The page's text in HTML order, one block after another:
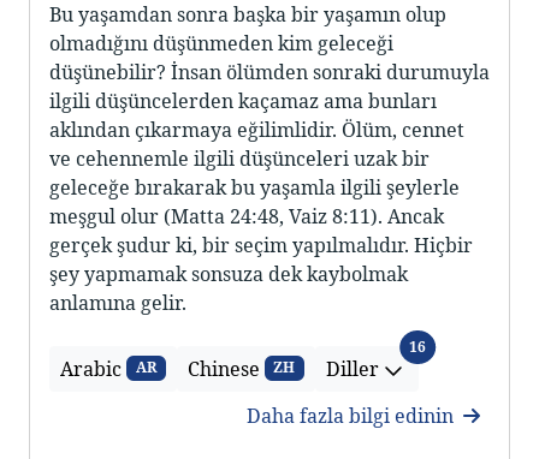
Bu yaşamdan sonra başka bir yaşamın olup
olmadığını düşünmeden kim geleceği
düşünebilir? İnsan ölümden sonraki durumuyla
ilgili düşüncelerden kaçamaz ama bunları
aklından çıkarmaya eğilimlidir. Ölüm, cennet
ve cehennemle ilgili düşünceleri uzak bir
geleceğe bırakarak bu yaşamla ilgili şeylerle
meşgul olur (Matta 24:48, Vaiz 8:11). Ancak
gerçek şudur ki, bir seçim yapılmalıdır. Hiçbir
şey yapmamak sonsuza dek kaybolmak
anlamına gelir.
Arabic AR Chinese ZH Diller
16Diller
Daha fazla bilgi edinin